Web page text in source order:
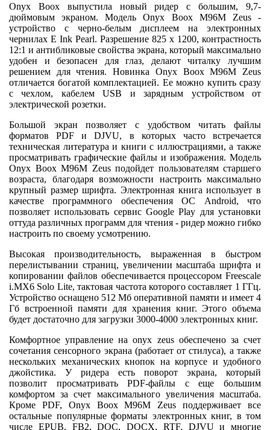
Onyx Boox выпустила новый ридер с большим, 9,7-
дюймовым экраном. Модель Onyx Boox M96M Zeus -
устройство с черно-белым дисплеем на электронных
чернилах E Ink Pearl. Разрешение 825 х 1200, контрастность
12:1 и антибликовые свойства экрана, который максимально
удобен и безопасен для глаз, делают читалку лучшим
решением для чтения. Новинка Onyx Boox M96M Zeus
отличается богатой комплектацией. Ее можно купить сразу
с чехлом, кабелем USB и зарядным устройством от
электрической розетки.
Большой экран позволяет с удобством читать файлы
форматов PDF и DJVU, в которых часто встречается
техническая литература и книги с иллюстрациями, а также
просматривать графические файлы и изображения. Модель
Onyx Boox M96M Zeus подойдет пользователям старшего
возраста, благодаря возможности настроить максимально
крупный размер шрифта. Электронная книга использует в
качестве программного обеспечения ОС Android, что
позволяет использовать сервис Google Play для установки
оттуда различных программ для чтения - ридер можно гибко
настроить по своему усмотрению.
Высокая производительность, выраженная в быстром
перелистывании страниц, увеличении масштаба шрифта и
копировании файлов обеспечивается процессором Freescale
i.MX6 Solo Lite, тактовая частота которого составляет 1 ГГц.
Устройство оснащено 512 Мб оперативной памяти и имеет 4
Гб встроенной памяти для хранения книг. Этого объема
будет достаточно для загрузки 3000-4000 электронных книг.
Комфортное управление на onyx zeus обеспечено за счет
сочетания сенсорного экрана (работает от стилуса), а также
нескольких механических кнопок на корпусе и удобного
джойстика. У ридера есть поворот экрана, который
позволит просматривать PDF-файлы с еще большим
комфортом за счет максимального увеличения масштаба.
Кроме PDF, Onyx Boox M96M Zeus поддерживает все
остальные популярные форматы электронных книг, в том
числе EPUB, FB2, DOC, DOCX, RTF, DJVU и многие